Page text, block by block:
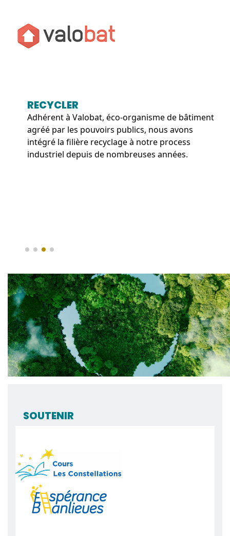
RECYCLER
Adhérent à Valobat, éco-organisme de bâtiment
agréé par les pouvoirs publics, nous avons
intégré la filière recyclage à notre process
industriel depuis de nombreuses années.
SOUTENIR